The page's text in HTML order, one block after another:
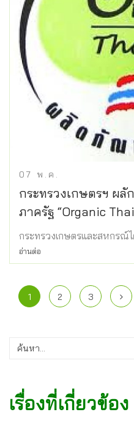
07 พ.ค.
กระทรวงเกษตรฯ ผลั
ภาครัฐ “Organic
กระทรวงเกษตรและสหกรณ์
อ่านต่อ
1 2 3
เรื่องที่เกี่ยวข้อง